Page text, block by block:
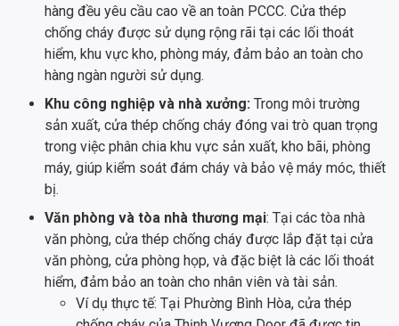
hàng đều yêu cầu cao về an toàn PCCC. Cửa thép
chống cháy được sử dụng rộng rãi tại các lối thoát
hiểm, khu vực kho, phòng máy, đảm bảo an toàn cho
hàng ngàn người sử dụng.
Khu công nghiệp và nhà xưởng: Trong môi trường
sản xuất, cửa thép chống cháy đóng vai trò quan trọng
trong việc phân chia khu vực sản xuất, kho bãi, phòng
máy, giúp kiểm soát đám cháy và bảo vệ máy móc, thiết
bị.
Văn phòng và tòa nhà thương mại: Tại các tòa nhà
văn phòng, cửa thép chống cháy được lắp đặt tại cửa
văn phòng, cửa phòng họp, và đặc biệt là các lối thoát
hiểm, đảm bảo an toàn cho nhân viên và tài sản.
Ví dụ thực tế: Tại Phường Bình Hòa, cửa thép